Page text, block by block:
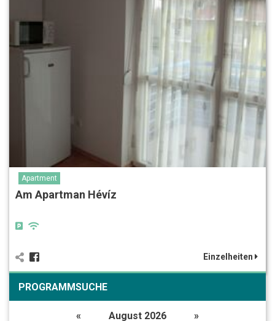
Apartment
Am Apartman Hévíz
Einzelheiten
PROGRAMMSUCHE
« August 2026
»